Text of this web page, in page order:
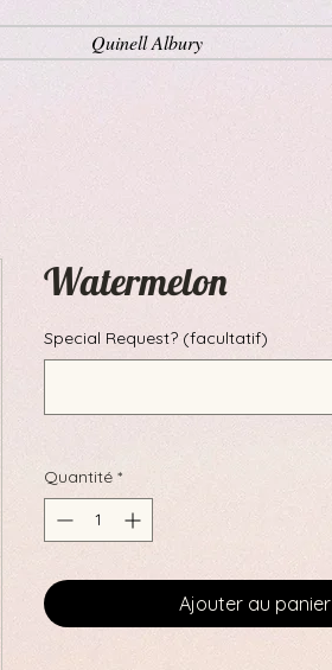
Quinell Albury
Watermelon
Special Request? (facultatif)
Quantité *
Ajouter au panier